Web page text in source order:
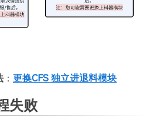
： 更换CFS 独立进退料模块
失败